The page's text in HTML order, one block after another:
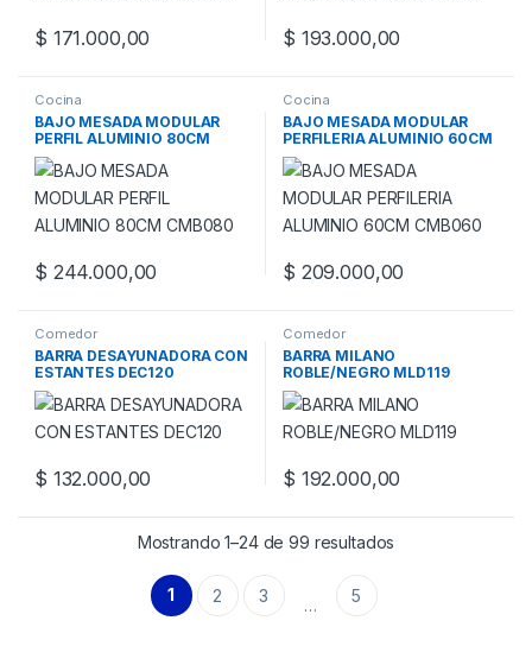
$ 171.000,00 $ 193.000,00
Cocina
BAJO MESADA MODULAR
PERFIL ALUMINIO 80CM
CMB080
$ 244.000,00
Cocina
BAJO MESADA MODULAR
PERFILERIA ALUMINIO 60CM
CMB060
$ 209.000,00
Comedor
BARRA DESAYUNADORA CON
ESTANTES DEC120
$ 132.000,00
Comedor
BARRA MILANO
ROBLE/NEGRO MLD119
$ 192.000,00
Mostrando 1–24 de 99 resultados
1 2 3 … 5